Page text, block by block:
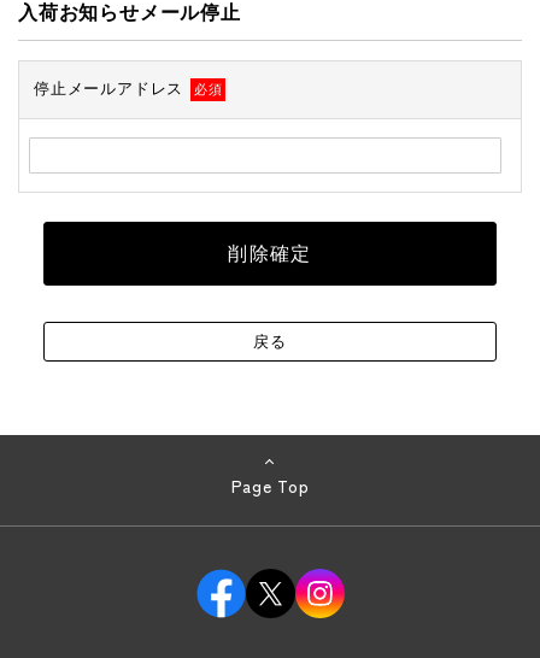
入荷お知らせメール停止
停止メールアドレス 必須
Page Top